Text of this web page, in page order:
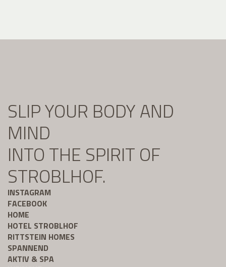
SLIP YOUR BODY AND
MIND
INTO THE SPIRIT OF
STROBLHOF.
INSTAGRAM
FACEBOOK
HOME
HOTEL STROBLHOF
RITTSTEIN HOMES
SPANNEND
AKTIV & SPA